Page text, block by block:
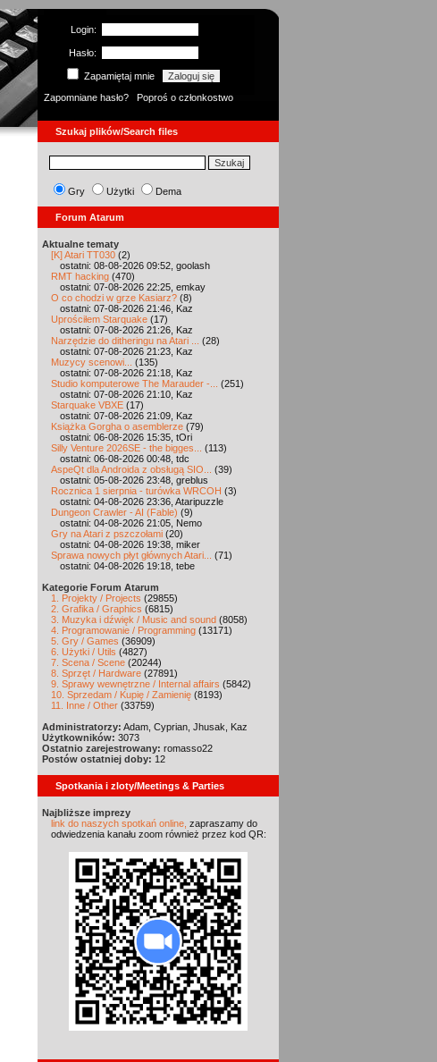
Login:
Hasło:
Zapamiętaj mnie
Zapomniane hasło?
Poproś o członkostwo
Szukaj plików/Search files
Gry Użytki Dema
Forum Atarum
Aktualne tematy
[K] Atari TT030 (2)
ostatni: 08-08-2026 09:52, goolash
RMT hacking (470)
ostatni: 07-08-2026 22:25, emkay
O co chodzi w grze Kasiarz? (8)
ostatni: 07-08-2026 21:46, Kaz
Uprościłem Starquake (17)
ostatni: 07-08-2026 21:26, Kaz
Narzędzie do ditheringu na Atari ...
(28)
ostatni: 07-08-2026 21:23, Kaz
Muzycy scenowi...
(135)
ostatni: 07-08-2026 21:18, Kaz
Studio komputerowe The Marauder -...
(251)
ostatni: 07-08-2026 21:10, Kaz
Starquake VBXE (17)
ostatni: 07-08-2026 21:09, Kaz
Książka Gorgha o asemblerze (79)
ostatni: 06-08-2026 15:35, tOri
Silly Venture 2026SE - the bigges...
(113)
ostatni: 06-08-2026 00:48, tdc
AspeQt dla Androida z obsługą SIO...
(39)
ostatni: 05-08-2026 23:48, greblus
Rocznica 1 sierpnia - turówka WRCOH (3)
ostatni: 04-08-2026 23:36, Ataripuzzle
Dungeon Crawler - AI (Fable) (9)
ostatni: 04-08-2026 21:05, Nemo
Gry na Atari z pszczołami (20)
ostatni: 04-08-2026 19:38, miker
Sprawa nowych płyt głównych Atari...
(71)
ostatni: 04-08-2026 19:18, tebe
Kategorie Forum Atarum
1. Projekty / Projects (29855)
2. Grafika / Graphics (6815)
3. Muzyka i dźwięk / Music and sound (8058)
4. Programowanie / Programming (13171)
5. Gry / Games (36909)
6. Użytki / Utils (4827)
7. Scena / Scene (20244)
8. Sprzęt / Hardware (27891)
9. Sprawy wewnętrzne / Internal affairs (5842)
10. Sprzedam / Kupię / Zamienię (8193)
11. Inne / Other (33759)
Administratorzy: Adam, Cyprian, Jhusak, Kaz
Użytkowników: 3073
Ostatnio zarejestrowany: romasso22
Postów ostatniej doby: 12
Spotkania i zloty/Meetings & Parties
Najbliższe imprezy
link do naszych spotkań online, zapraszamy do
odwiedzenia kanału zoom również przez kod QR: